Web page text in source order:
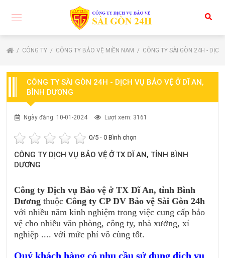
CÔNG TY CÔNG TY BẢO VỆ MIỀN NAM CÔNG TY SÀI GÒN 24H -
CÔNG TY SÀI GÒN 24H - DỊCH VỤ BẢO VỆ Ở DĨ AN,
BÌNH DƯƠNG
Ngày đăng: 10-01-2024 Lượt xem: 3161
0/5 -0 Bình chọn
CÔNG TY DỊCH VỤ BẢO VỆ Ở TX DĨ AN, TỈNH BÌNH
DƯƠNG
Công ty Dịch vụ Bảo vệ ở TX Dĩ An, tỉnh Bình
Dương thuộc Công ty CP DV Bảo vệ Sài Gòn 24h
với nhiều năm kinh nghiệm trong việc cung cấp bảo
vệ cho nhiều văn phòng, công ty, nhà xưởng, xí
nghiệp .... với mức phí vô cùng tốt.
Quý khách hàng có nhu cầu sử dụng dịch vụ